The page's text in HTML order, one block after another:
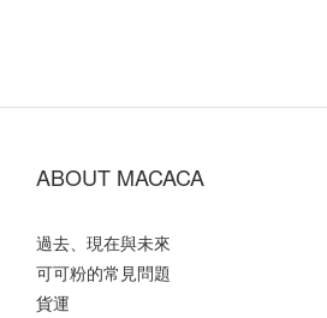
ABOUT MACACA
過去、現在與未來
可可粉的常見問題
貨運